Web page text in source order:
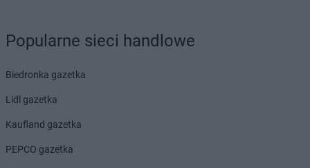
Popularne sieci handlowe
Biedronka gazetka
Lidl gazetka
Kaufland gazetka
PEPCO gazetka